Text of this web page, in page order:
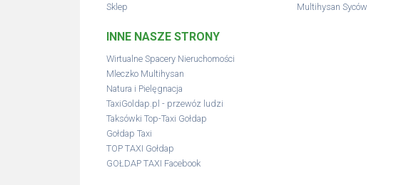
Sklep
INNE NASZE STRONY
Wirtualne Spacery Nieruchomości
Mleczko Multihysan
Natura i Pielęgnacja
TaxiGoldap.pl - przewóz ludzi
Taksówki Top-Taxi Gołdap
Gołdap Taxi
TOP TAXI Gołdap
GOŁDAP TAXI Facebook
Multihysan Syców